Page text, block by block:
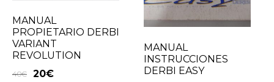
MANUAL
PROPIETARIO DERBI
VARIANT
REVOLUTION
40€ 20€
MANUAL
INSTRUCCIONES
DERBI EASY